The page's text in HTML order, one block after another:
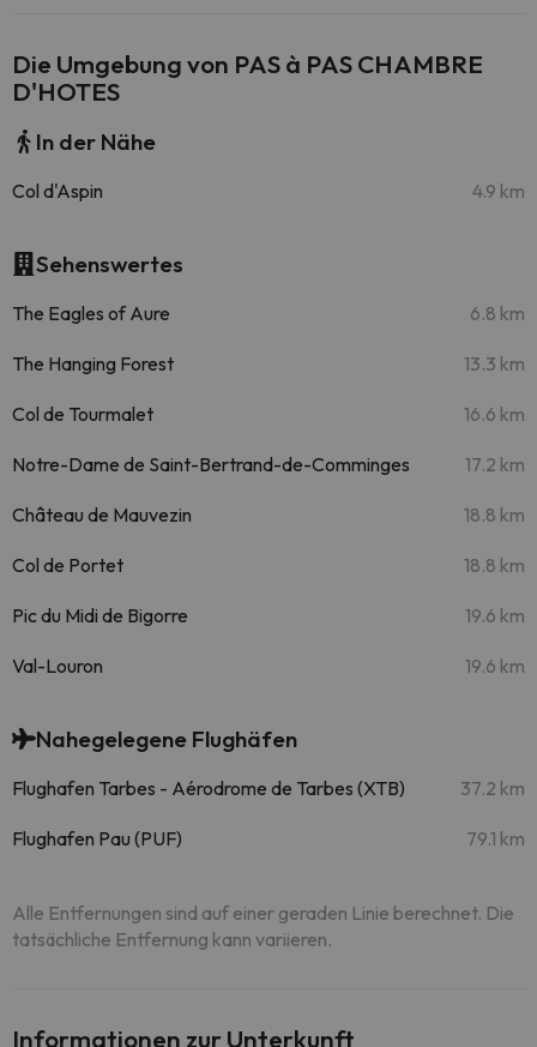
Die Umgebung von PAS à PAS CHAMBRE
D'HOTES
In der Nähe
Col d'Aspin 4.9 km
Sehenswertes
The Eagles of Aure 6.8 km
The Hanging Forest 13.3 km
Col de Tourmalet 16.6 km
Notre-Dame de Saint-Bertrand-de-Comminges 17.2 km
Château de Mauvezin 18.8 km
Col de Portet 18.8 km
Pic du Midi de Bigorre 19.6 km
Val-Louron 19.6 km
Nahegelegene Flughäfen
Flughafen Tarbes - Aérodrome de Tarbes (XTB) 37.2 km
Flughafen Pau (PUF) 79.1 km
Alle Entfernungen sind auf einer geraden Linie berechnet. Die
tatsächliche Entfernung kann variieren.
Informationen zur Unterkunft